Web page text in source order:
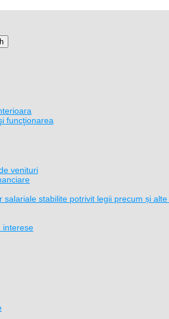
funcţionarea
venituri
salariale stabilite potrivit legii precum și
interese